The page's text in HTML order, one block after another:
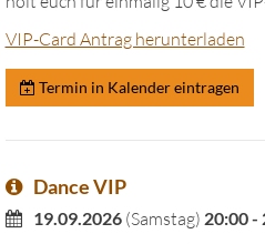
VIP-Card Antrag herunterladen
Termin in Kalender eintragen
Dance VIP
19.09.2026 (Samstag) 20:00 -